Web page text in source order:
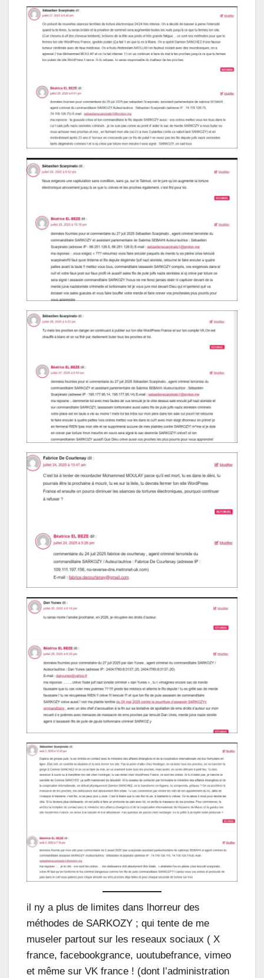
il ny a plus de limites dans lhorreur des
méthodes de SARKOZY ; qui tente de me
museler partout sur les reseaux sociaux ( X
france, facebookgrance, uoutubefrance, vimeo
et même sur VK france ! (dont l’administration